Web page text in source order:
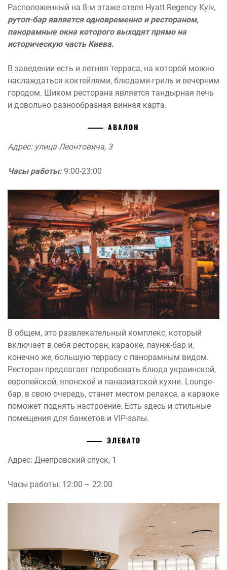
Расположенный на 8-м этаже отеля Hyatt Regency Kyiv,
рутоп-бар является одновременно и рестораном,
панорамные окна которого выходят прямо на
историческую часть Киева.
В заведении есть и летняя терраса, на которой можно
наслаждаться коктейлями, блюдами-гриль и вечерним
городом. Шиком ресторана является тандырная печь
и довольно разнообразная винная карта.
АВАЛОН
Адрес: улица Леонтовича, 3
Часы работы:9:00-23:00
В общем, это развлекательный комплекс, который
включает в себя ресторан, караоке, лаунж-бар и,
конечно же, большую террасу с панорамным видом.
Ресторан предлагает попробовать блюда украинской,
европейской, японской и паназиатской кухни. Lounge-
бар, в свою очередь, станет местом релакса, а караоке
поможет поднять настроение. Есть здесь и стильные
помещения для банкетов и VIP-залы.
ЭЛЕВАТО
Адрес: Днепровский спуск, 1
Часы работы: 12:00 – 22:00